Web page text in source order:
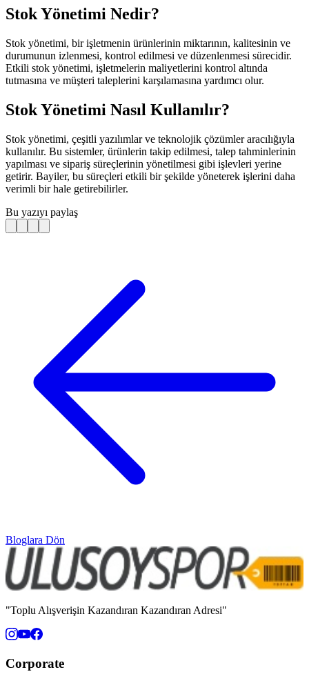
Stok Yönetimi Nedir?
Stok yönetimi, bir işletmenin ürünlerinin miktarının, kalitesinin ve
durumunun izlenmesi, kontrol edilmesi ve düzenlenmesi sürecidir.
Etkili stok yönetimi, işletmelerin maliyetlerini kontrol altında
tutmasına ve müşteri taleplerini karşılamasına yardımcı olur.
Stok Yönetimi Nasıl Kullanılır?
Stok yönetimi, çeşitli yazılımlar ve teknolojik çözümler aracılığıyla
kullanılır. Bu sistemler, ürünlerin takip edilmesi, talep tahminlerinin
yapılması ve sipariş süreçlerinin yönetilmesi gibi işlevleri yerine
getirir. Bayiler, bu süreçleri etkili bir şekilde yöneterek işlerini daha
verimli bir hale getirebilirler.
Bu yazıyı paylaş
Bloglara Dön
"Toplu Alışverişin Kazandıran Kazandıran Adresi"
Corporate